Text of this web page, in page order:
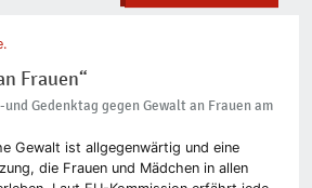
Frauen“
Gedenktag gegen Gewalt an Frauen am
Gewalt ist allgegenwärtig und eine
die Frauen und Mädchen in allen